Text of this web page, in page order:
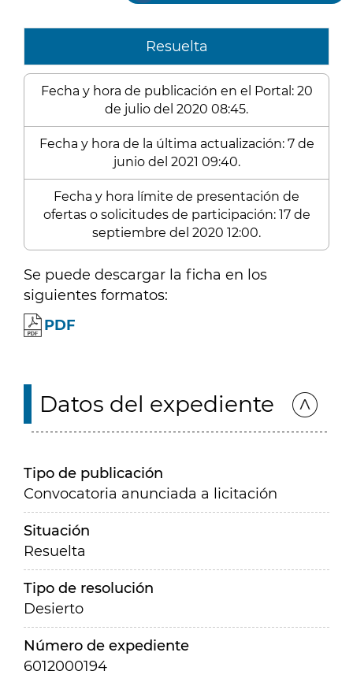
Resuelta
Fecha y hora de publicación en el Portal: 20
de julio del 2020 08:45.
Fecha y hora de la última actualización: 7 de
junio del 2021 09:40.
Fecha y hora límite de presentación de
ofertas o solicitudes de participación: 17 de
septiembre del 2020 12:00.
Se puede descargar la ficha en los
siguientes formatos:
PDF
Datos del expediente
Tipo de publicación
Convocatoria anunciada a licitación
Situación
Resuelta
Tipo de resolución
Desierto
Número de expediente
6012000194